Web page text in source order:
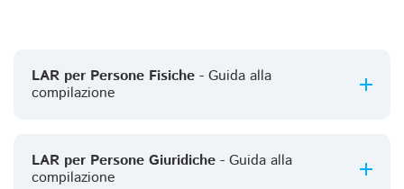
LAR per Persone Fisiche - Guida alla
compilazione
LAR per Persone Giuridiche - Guida alla
compilazione